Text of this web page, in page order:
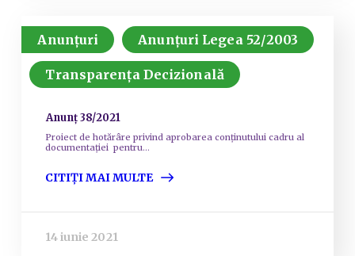
Anunțuri Anunțuri Legea 52/2003
Transparența Decizională
Anunț 38/2021
Proiect de hotărâre privind aprobarea conținutului cadru al
documentației pentru...
CITIȚI MAI MULTE
14 iunie 2021